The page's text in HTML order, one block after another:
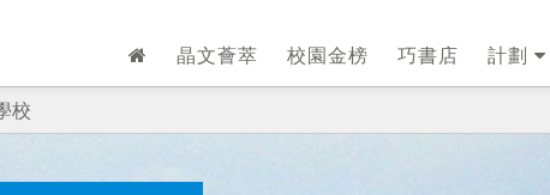
晶文薈萃 校園金榜 巧書店 計劃
校